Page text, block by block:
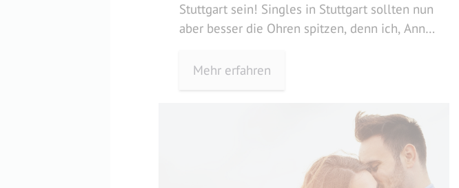
Stuttgart sein! Singles in Stuttgart sollten nun
aber besser die Ohren spitzen, denn ich, Anna,
Blogbeitrag 3 Möglichkeiten, die Dating-Welt
denen garantiert die Chemie stimmt, warten
Mehr erfahren